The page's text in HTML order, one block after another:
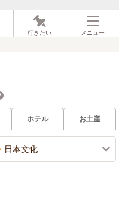
行きたい メニュー
ホテル お土産
日本文化